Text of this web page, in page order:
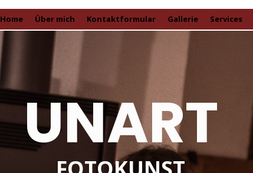
Home Über mich Kontaktformular Gallerie Services
UNART